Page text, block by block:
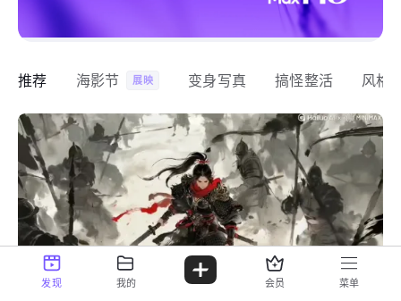
推荐 海影节 展映 变身写真 搞怪整活 风格
发现 我的 会员 菜单